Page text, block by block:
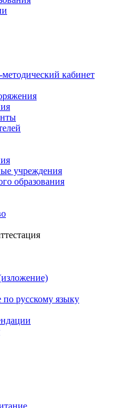
кабинет
учреждения
образования
по русскому языку